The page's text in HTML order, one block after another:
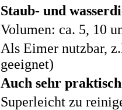
Staub- und
Volumen: ca. 5, 10
Als Eimer nutzbar,
geeignet)
Auch sehr
Superleicht zu